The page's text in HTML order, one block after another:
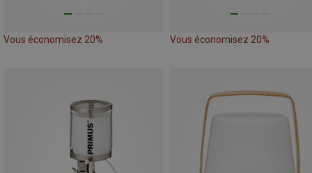
Vous économisez 20% Vous économisez 20%